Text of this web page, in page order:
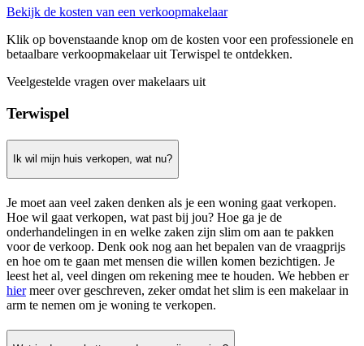
Bekijk de kosten van een verkoopmakelaar
Klik op bovenstaande knop om de kosten voor een professionele en
betaalbare verkoopmakelaar uit Terwispel te ontdekken.
Veelgestelde vragen over makelaars uit
Terwispel
Ik wil mijn huis verkopen, wat nu?
Je moet aan veel zaken denken als je een woning gaat verkopen.
Hoe wil gaat verkopen, wat past bij jou? Hoe ga je de
onderhandelingen in en welke zaken zijn slim om aan te pakken
voor de verkoop. Denk ook nog aan het bepalen van de vraagprijs
en hoe om te gaan met mensen die willen komen bezichtigen. Je
leest het al, veel dingen om rekening mee te houden. We hebben er
hiermeer over geschreven, zeker omdat het slim is een makelaar in
arm te nemen om je woning te verkopen.